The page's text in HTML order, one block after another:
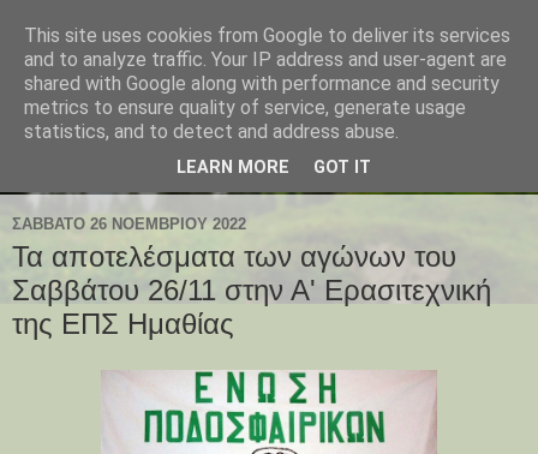
ΣΆΒΒΑΤΟ 26 ΝΟΕΜΒΡΊΟΥ 2022
Τα αποτελέσματα των αγώνων του
Σαββάτου 26/11 στην Α' Ερασιτεχνική
της ΕΠΣ Ημαθίας
This site uses cookies from Google to deliver its services
and to analyze traffic. Your IP address and user-agent are
shared with Google along with performance and security
metrics to ensure quality of service, generate usage
statistics, and to detect and address abuse.
LEARN MORE GOT IT